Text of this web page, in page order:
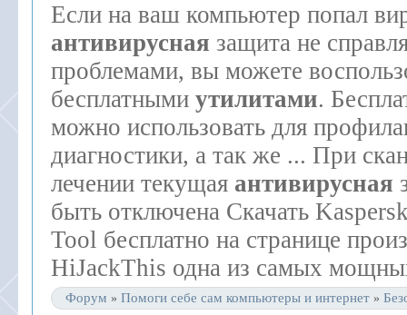
Если на ваш компьютер попал
антивирусная защита не
проблемами, вы можете
бесплатными утилитами.
можно использовать для
диагностики, а так же ... При
лечении текущая антивирусная
быть отключена Скачать
Tool бесплатно на странице
HiJackThis одна из самых
Форум » Помоги себе сам компьютеры и интернет »